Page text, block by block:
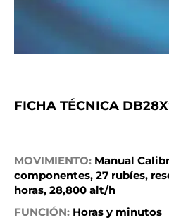
FICHA TÉCNICA
MOVIMIENTO: Manual
componentes, 27 rubíes,
horas, 28,800 alt/h
FUNCIÓN: Horas y minutos